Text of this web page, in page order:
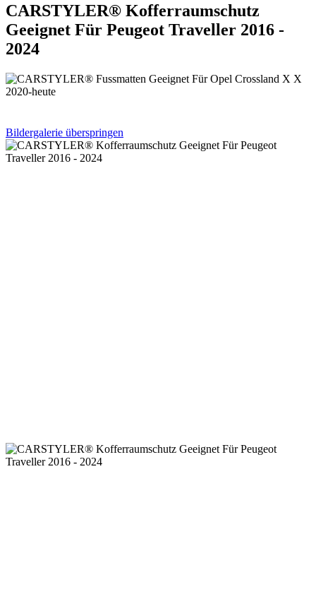
CARSTYLER® Kofferraumschutz
Geeignet Für Peugeot Traveller 2016 -
2024
Bildergalerie überspringen